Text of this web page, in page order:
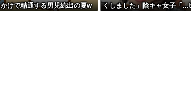
【画像あり】美容師「…手は尽くしました」陰キャ女
ハンターハンターにわか「何でも切れる刀は具現化で
【画像】森高千里(55) 「ミニスカートはとてもムリよ
かけで精通する男児続出の夏w
くしました」陰キャ女子「…